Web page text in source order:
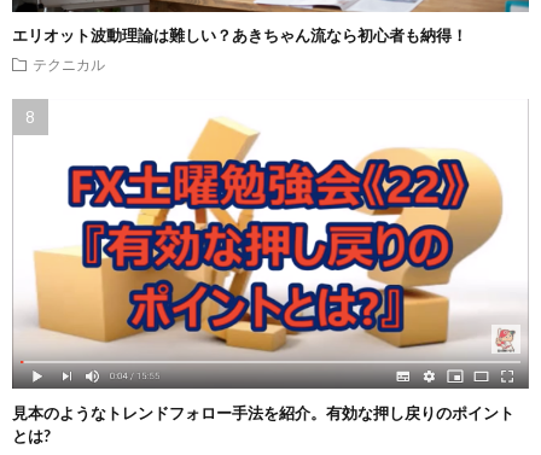
エリオット波動理論は難しい？あきちゃん流なら初心者も納得！
テクニカル
見本のようなトレンドフォロー手法を紹介。有効な押し戻りのポイント
とは?